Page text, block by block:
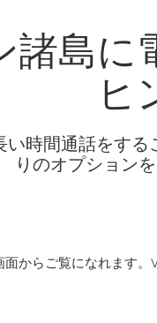
諸島に
ヒ
時間通話をす
りのオプション
からご覧になれます